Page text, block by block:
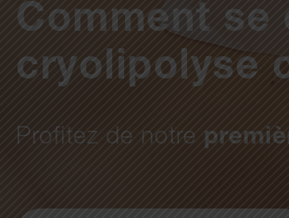
Comment se
cryolipolyse
Profitez de notre